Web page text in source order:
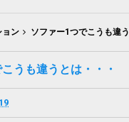
ョン ソファー1つでこうも違
うも違うとは・・・